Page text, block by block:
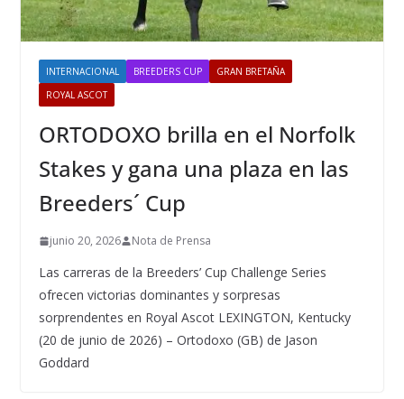
INTERNACIONAL BREEDERS CUP
GRAN BRETAÑA
ROYAL ASCOT
ORTODOXO brilla en el Norfolk
Stakes y gana una plaza en las
Breeders´ Cup
junio 20, 2026 Nota de Prensa
Las carreras de la Breeders’ Cup Challenge Series
ofrecen victorias dominantes y sorpresas
sorprendentes en Royal Ascot LEXINGTON, Kentucky
(20 de junio de 2026) – Ortodoxo (GB) de Jason
Goddard